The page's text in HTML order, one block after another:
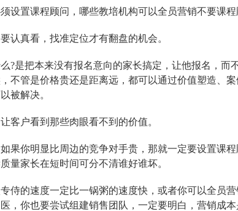
置课程顾问，哪些教培机构可以全员营销不要课程
真看，找准定位才有翻盘的机会。
是把本来没有报名意向的家长搞定，让他报名，而
不管是价格贵还是距离远，都可以通过价值塑造、
被解决。
户看到那些肉眼看不到的价值。
你明显比周边的竞争对手贵，那就一定要设置课程
量家长在短时间可分不清谁好谁坏。
的速度一定比一锅粥的速度快，或者你可以全员营
，你也要尝试组建销售团队，一定要明白，营销成